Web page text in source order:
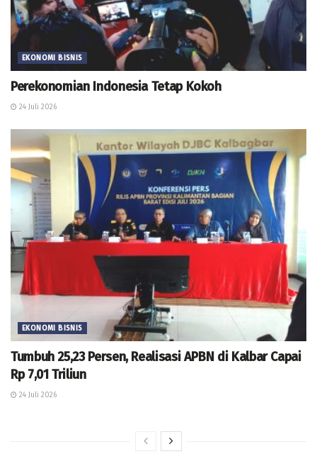
EKONOMI BISNIS
Perekonomian Indonesia Tetap Kokoh
24 Juli 2026
EKONOMI BISNIS
Tumbuh 25,23 Persen, Realisasi APBN di Kalbar Capai
Rp 7,01 Triliun
24 Juli 2026